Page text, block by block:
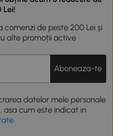
Lei!
de peste 200 Lei și
alte promoții active
Aboneaza-te
datelor mele personale
asa cum este indicat in